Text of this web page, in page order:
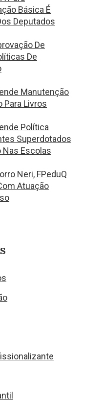
Básica É
Deputados
De
De
Manutenção
Para Livros
Política
Superdotados
Nas Escolas
Neri, FPeduQ
Atuação